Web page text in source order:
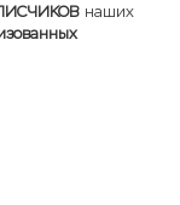
наших